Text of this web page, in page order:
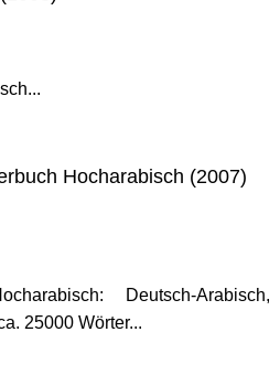
Hocharabisch (2007)
Deutsch-Arabisch,
25000 Wörter...